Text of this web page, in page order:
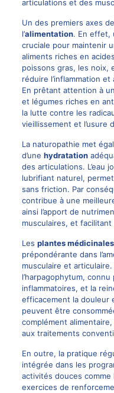
articulations et des
Un des premiers axes
l’alimentation. En effet,
cruciale pour maintenir
aliments riches en
poissons gras, les noix,
réduire l’inflammation
En prêtant attention à
et légumes riches en
la lutte contre les
vieillissement et l’usure
La naturopathie met
d’une hydratation
des articulations. L’eau
lubrifiant naturel,
sans friction. Par
contribue à une
ainsi l’apport de
musculaires, et
Les plantes médicinales
prépondérante dans
musculaire et
l’harpagophytum,
inflammatoires, et la
efficacement la douleur
peuvent être
complément
aux traitements
En outre, la pratique
intégrée dans les
activités douces comme
exercices de